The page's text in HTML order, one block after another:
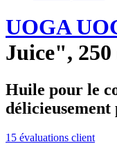
UOGA
Juice",
Huile pour le
15 évaluations client